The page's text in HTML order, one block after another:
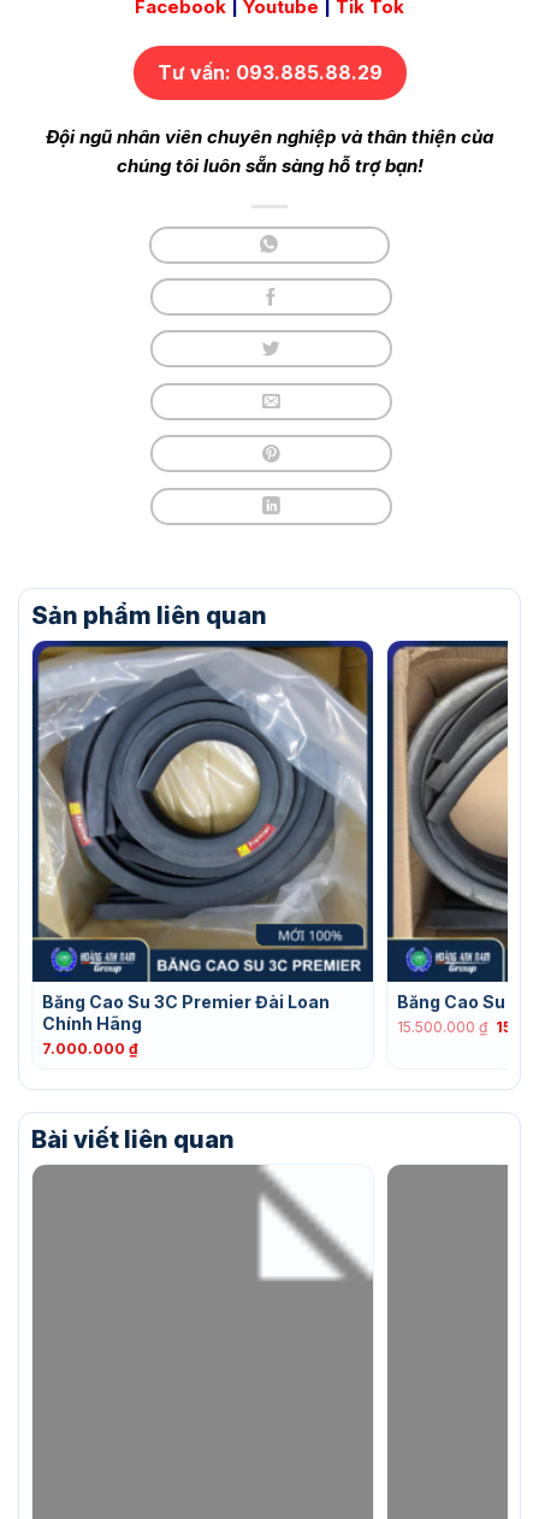
Facebook Youtube Tik Tok
Tư vấn: 093.885.88.29
Đội ngũ nhân viên chuyên nghiệp và thân thiện của
chúng tôi luôn sẵn sàng hỗ trợ bạn!
Sản phẩm liên quan
Băng Cao Su 3C Premier Đài Loan
Chính Hãng
7.000.000 ₫
Băng Cao Su
15.500.000₫ Giá
Bài viết liên quan